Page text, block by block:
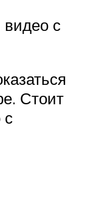
видео с
Стоит
с